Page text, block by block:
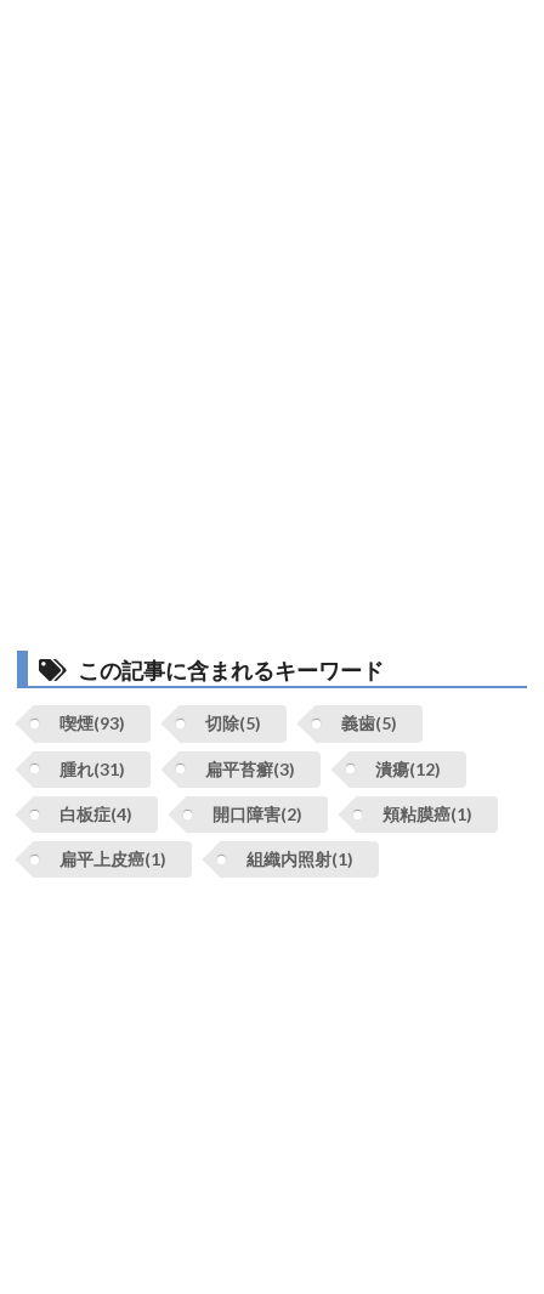
この記事に含まれるキーワード
喫煙(93) 切除(5) 義歯(5)
腫れ(31) 扁平苔癬(3) 潰瘍(12)
白板症(4) 開口障害(2) 頬粘膜癌(1)
扁平上皮癌(1) 組織内照射(1)